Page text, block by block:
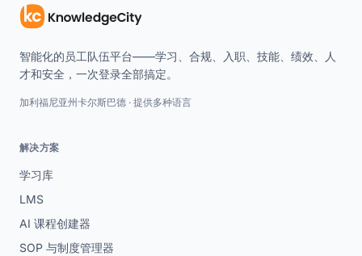
智能化的员工队伍平台——学习、合规、入职、技能、绩效、人
才和安全，一次登录全部搞定。
加利福尼亚州卡尔斯巴德 · 提供多种语言
解决方案
学习库
LMS
AI 课程创建器
SOP 与制度管理器